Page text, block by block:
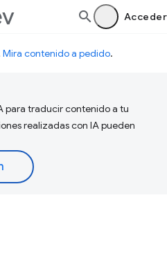
Acceder
Mira contenido a pedido.
para traducir contenido a tu
realizadas con IA pueden